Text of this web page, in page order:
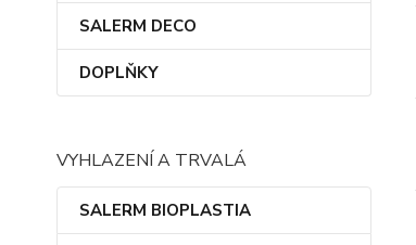
SALERM DECO
DOPLŇKY
VYHLAZENÍ A TRVALÁ
SALERM BIOPLASTIA